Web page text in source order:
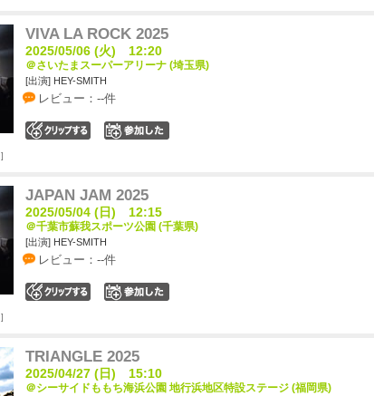
VIVA LA ROCK 2025
2025/05/06 (火) 12:20
＠さいたまスーパーアリーナ (埼玉県)
[出演] HEY-SMITH
レビュー：--件
JAPAN JAM 2025
2025/05/04 (日) 12:15
＠千葉市蘇我スポーツ公園 (千葉県)
[出演] HEY-SMITH
レビュー：--件
TRIANGLE 2025
2025/04/27 (日) 15:10
＠シーサイドももち海浜公園 地行浜地区特設ステージ (福岡県)